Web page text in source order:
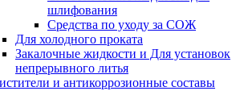
шлифования
Средства по уходу за СОЖ
Для холодного проката
Закалочные жидкости и Для установок
непрерывного литья
и антикоррозионные составы